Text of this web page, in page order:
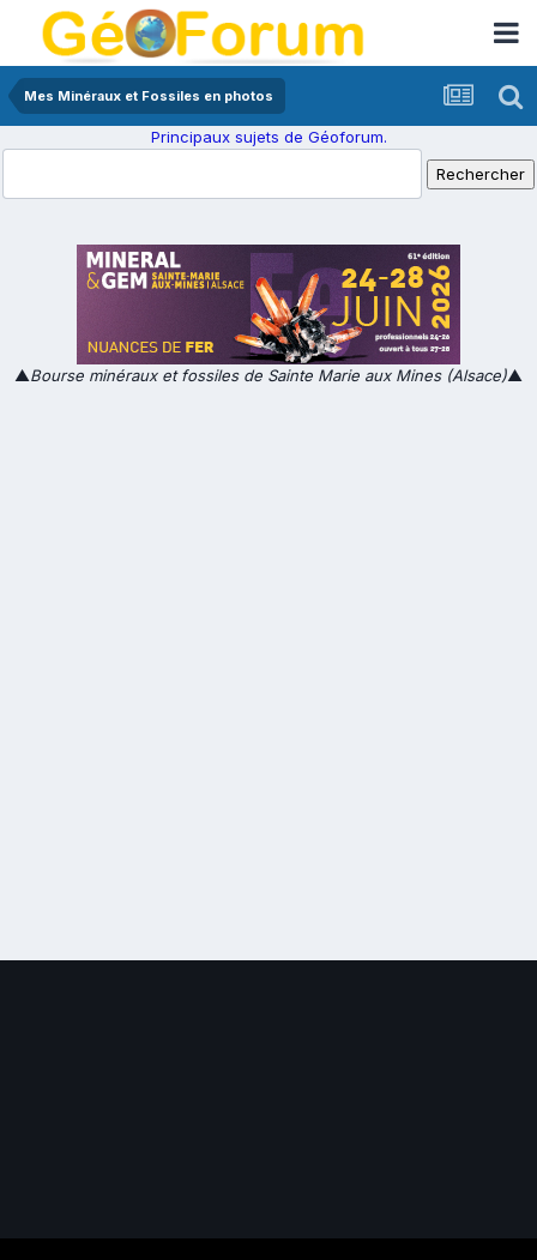
Mes Minéraux et Fossiles en photos
Principaux sujets de Géoforum.
▲Bourse minéraux et fossiles de Sainte Marie aux Mines (Alsace)▲